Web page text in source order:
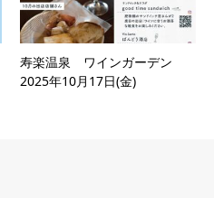
寿楽温泉 ワインガーデン
2025年10月17日(金)